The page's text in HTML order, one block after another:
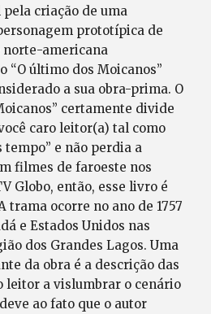
criação de uma
prototípica de
americana
“O último dos Moicanos”
a sua obra-prima. O
certamente divide
caro leitor(a) tal como
tempo” e não perdia a
filmes de faroeste nos
Globo, então, esse livro é
trama ocorre no ano de 1757
e Estados Unidos nas
dos Grandes Lagos. Uma
da obra é a descrição das
leitor a vislumbrar o cenário
ao fato que o autor